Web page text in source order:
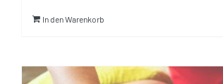
In den Warenkorb